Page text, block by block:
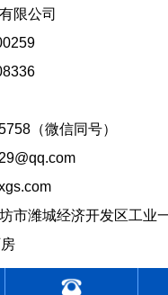
限公司
（微信同号）
市潍城经济开发区工业